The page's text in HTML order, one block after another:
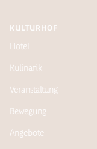
KULTURHOF
Hotel
Kulinarik
Veranstaltung
Bewegung
Angebote